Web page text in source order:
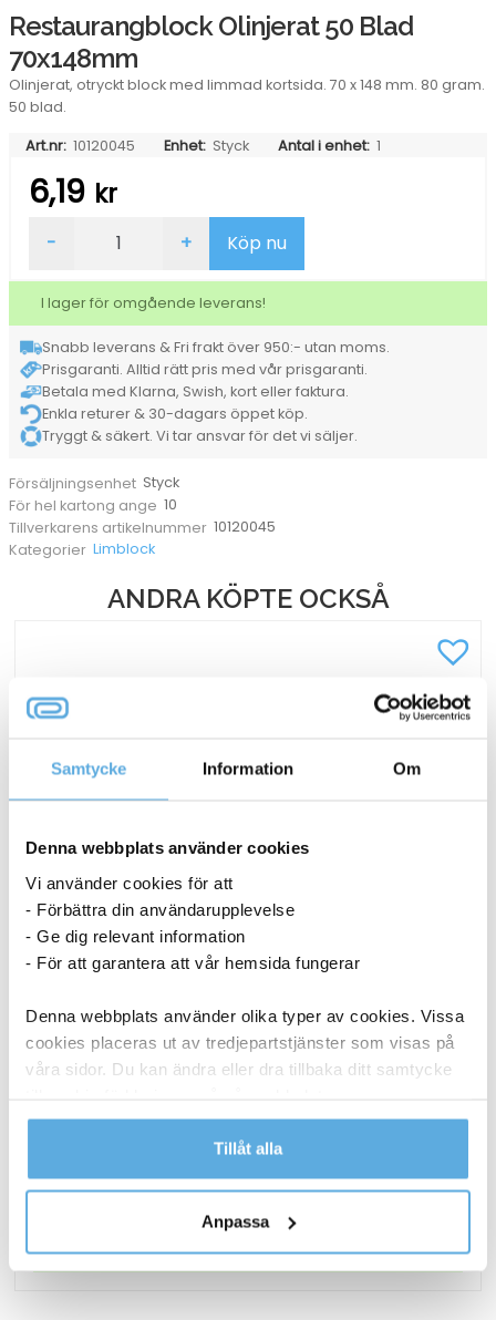
Samtycke Information Om
Denna webbplats använder cookies
Vi använder cookies för att
- Förbättra din användarupplevelse
- Ge dig relevant information
- För att garantera att vår hemsida fungerar
Denna webbplats använder olika typer av cookies. Vissa
cookies placeras ut av tredjepartstjänster som visas på
våra sidor. Du kan ändra eller dra tillbaka ditt samtycke
Läs mer i vår integritetspolicy om vilka vi är, hur du
kontaktar oss och på vilket sätt vi behandlar
Tillåt alla
Anpassa
Restaurangblock Olinjerat 50 Blad
70x148mm
Olinjerat, otryckt block med limmad kortsida. 70 x 148 mm. 80 gram.
50 blad.
Art.nr: 10120045 Enhet: Styck Antal i enhet: 1
6,19 kr
Olinjerat
Blad
70x148mm
mängd
- + Köp nu
I lager för omgående leverans!
Snabb leverans & Fri frakt över 950:- utan moms.
Prisgaranti. Alltid rätt pris med vår prisgaranti.
Betala med Klarna, Swish, kort eller faktura.
Enkla returer & 30-dagars öppet köp.
Tryggt & säkert. Vi tar ansvar för det vi säljer.
Försäljningsenhet Styck
För hel kartong ange 10
Tillverkarens artikelnummer 10120045
Kategorier Limblock
ANDRA KÖPTE OCKSÅ
211,25kr
Laddkabel
USB-
C
Köp nu
I lager